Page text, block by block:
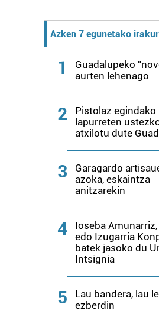
Azken 7 egunetako
1
Guadalupeko
aurten lehenago
2
Pistolaz egindako
lapurreten
atxilotu dute
3
Garagardo
azoka, eskaintza
anitzarekin
4
Ioseba
edo Izugarria
batek jasoko du
Intsignia
5
Lau bandera, lau
ezberdin